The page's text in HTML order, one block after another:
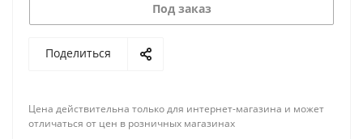
Под заказ
Поделиться
Цена действительна только для интернет-магазина и может
отличаться от цен в розничных магазинах